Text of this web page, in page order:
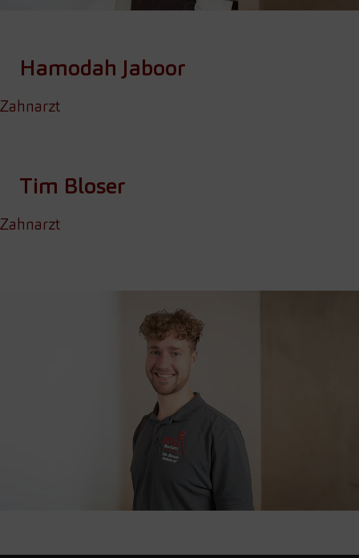
Hamodah Jaboor
Zahnarzt
Tim Bloser
Zahnarzt